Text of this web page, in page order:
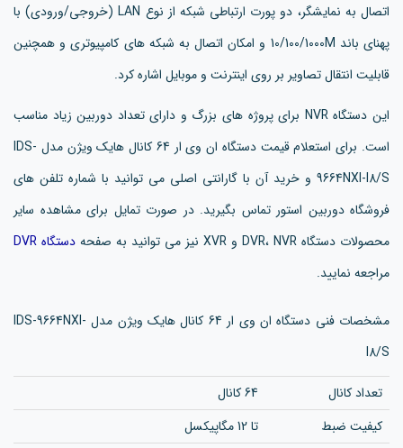
اتصال به نمایشگر، دو پورت ارتباطی شبکه از نوع LAN (خروجی/ورودی) با
پهنای باند 10/100/1000M و امکان اتصال به شبکه های کامپیوتری و همچنین
قابلیت انتقال تصاویر بر روی اینترنت و موبایل اشاره کرد.
این دستگاه NVR برای پروژه های بزرگ و دارای تعداد دوربین زیاد مناسب
است. برای استعلام قیمت دستگاه ان وی ار 64 کانال هایک ویژن مدل IDS-
9664NXI-I8/S و خرید آن با گارانتی اصلی می توانید با شماره تلفن های
فروشگاه دوربین استور تماس بگیرید. در صورت تمایل برای مشاهده سایر
محصولات دستگاه DVR، NVR و XVR نیز می توانید به صفحه
دستگاه DVR
مراجعه نمایید.
مشخصات فنی دستگاه ان وی ار 64 کانال هایک ویژن مدل IDS-9664NXI-
I8/S
تعداد کانال
64 کانال
کیفیت ضبط
تا 12 مگاپیکسل